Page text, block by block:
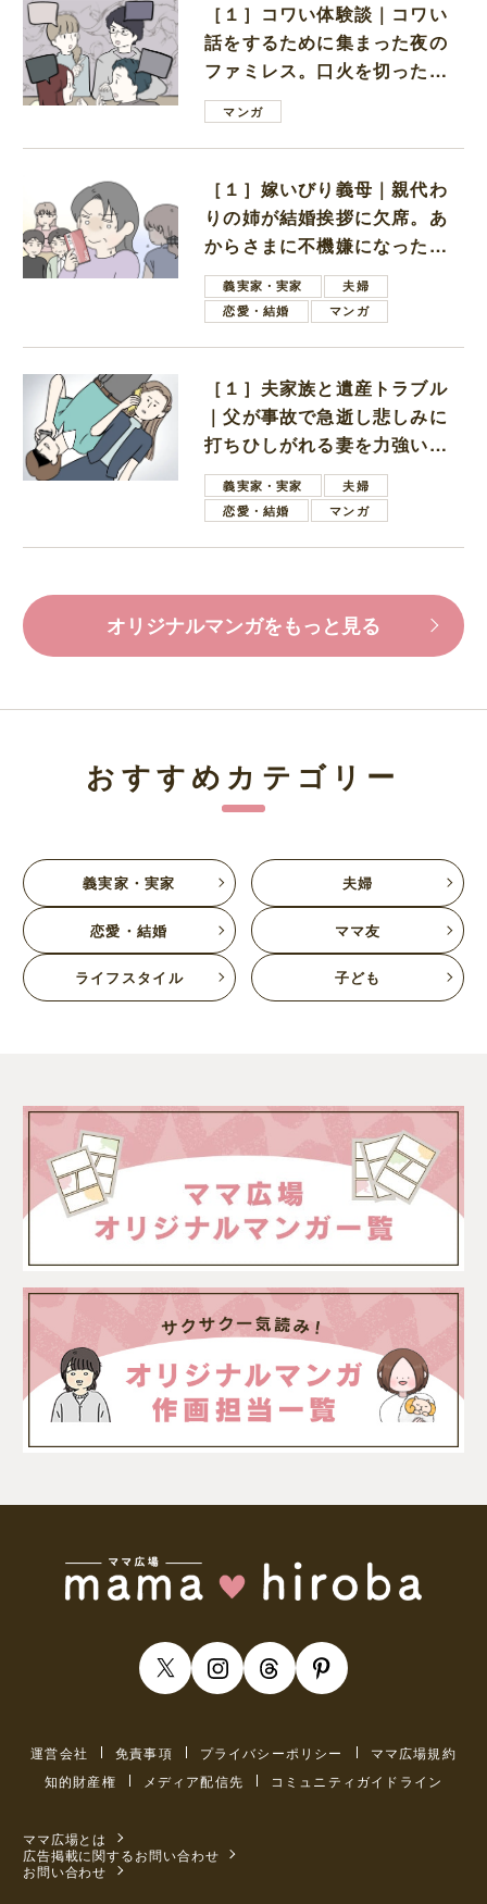
［１］コワい体験談｜コワい
話をするために集まった夜の
ファミレス。口火を切ったの
は電車好きの男の子ママ
マンガ
［１］嫁いびり義母｜親代わ
りの姉が結婚挨拶に欠席。あ
からさまに不機嫌になった義
母義実家・実家
夫婦
恋愛・結婚
マンガ
［１］夫家族と遺産トラブル
｜父が事故で急逝し悲しみに
打ちひしがれる妻を力強い言
葉で励ます夫
義実家・実家
夫婦
恋愛・結婚
マンガ
オリジナルマンガをもっと見る
おすすめカテゴリー
義実家・実家 夫婦
恋愛・結婚 ママ友
ライフスタイル 子ども
運営会社 免責事項 プライバシーポリシー
ママ広場規約
知的財産権
メディア配信先 コミュニティガイドライン
ママ広場とは
広告掲載に関するお問い合わせ
お問い合わせ